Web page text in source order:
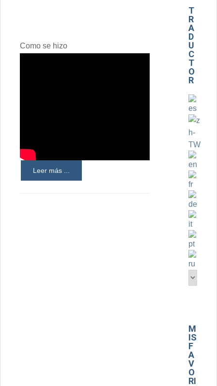
Como se hizo
Leer más ...
T
R
A
D
U
C
T
O
R
M
IS
F
A
V
O
RI